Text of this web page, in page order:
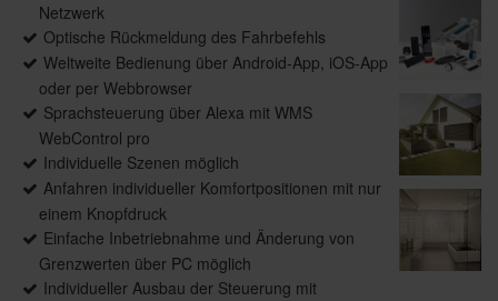
Netzwerk
Optische Rückmeldung des Fahrbefehls
Weltweite Bedienung über Android-App, iOS-App
oder per Webbrowser
Sprachsteuerung über Alexa mit WMS
WebControl pro
Individuelle Szenen möglich
Anfahren individueller Komfortpositionen mit nur
einem Knopfdruck
Einfache Inbetriebnahme und Änderung von
Grenzwerten über PC möglich
Individueller Ausbau der Steuerung mit